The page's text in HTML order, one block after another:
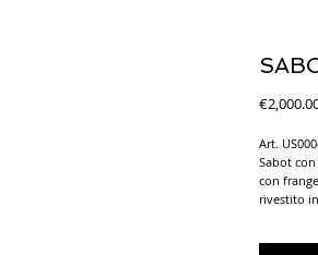
Art.
Sabot
con
rivestito